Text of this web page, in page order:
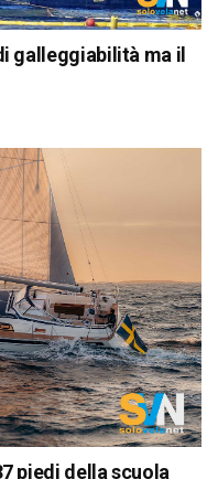
galleggiabilità ma il
piedi della scuola